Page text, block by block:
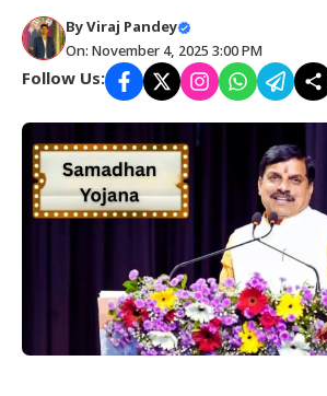
ByViraj Pandey
On: November 4, 2025 3:00 PM
Follow Us: